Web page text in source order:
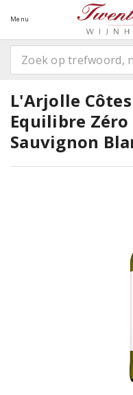
Menu
L'Arjolle
Equilibre
Sauvignon